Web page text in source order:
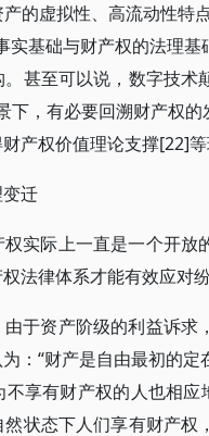
的虚拟性、高流动性特
实基础与财产权的法理
甚至可以说，数字技
下，有必要回溯财产权
产权价值理论支撑[22]等
变迁
实际上一直是一个开
法律体系才能有效应对
于资产阶级的利益诉
：“财产是自由最初的
享有财产权的人也相
状态下人们享有财产